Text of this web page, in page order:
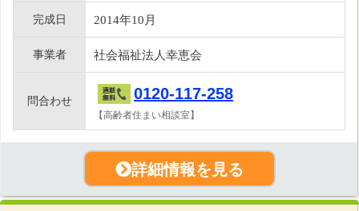
完成日 2014年10月
事業者 社会福祉法人幸恵会
問合わせ 0120-117-258
【高齢者住まい相談室】
詳細情報を見る